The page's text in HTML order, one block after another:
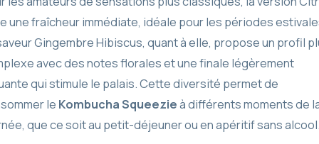
une fraîcheur immédiate, idéale pour les périodes
Gingembre Hibiscus, quant à elle, propose un profil
avec des notes florales et une finale légèrement
qui stimule le palais. Cette diversité permet de
le Kombucha Squeezieà différents moments de
que ce soit au petit-déjeuner ou en apéritif sans